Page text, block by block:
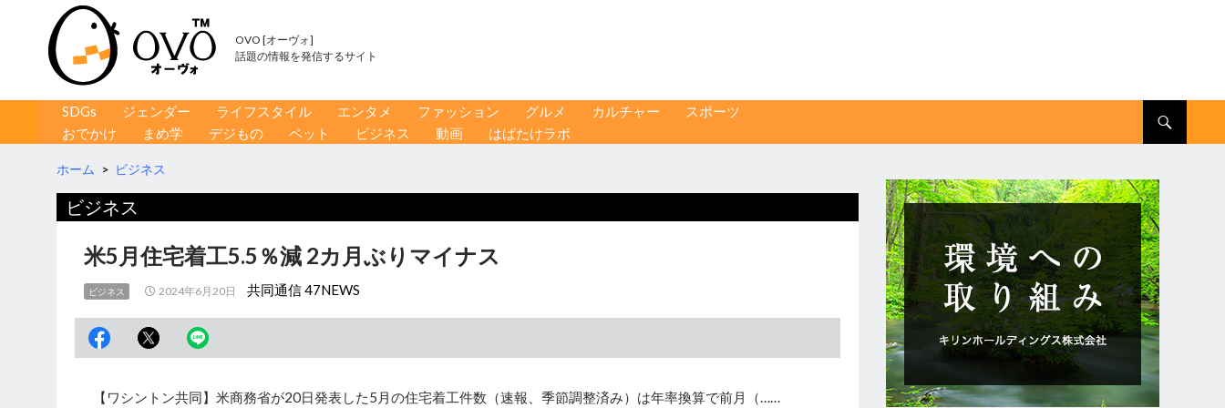
OVO [オーヴォ]
話題の情報を発信するサイト
コンテンツへ移動
SDGs ジェンダー ライフスタイル エンタメ ファッション グルメ カルチャー
スポーツ
おでかけ
まめ学 デジもの ペット ビジネス 動画 はばたけラボ
ホーム > ビジネス
ビジネス
米5月住宅着工5.5％減 2カ月ぶりマイナス
ビジネス 2024年6月20日 共同通信 47NEWS
【ワシントン共同】米商務省が20日発表した5月の住宅着工件数（速報、季節調整済み）は年率換算で前月（……